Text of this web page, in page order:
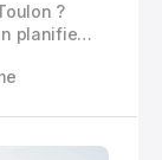
?
planifie